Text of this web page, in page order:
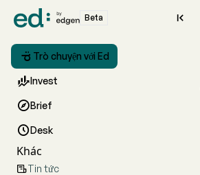
Beta 
 Trò chuyện với Ed
Invest
Brief
Desk
Khác
Tin tức